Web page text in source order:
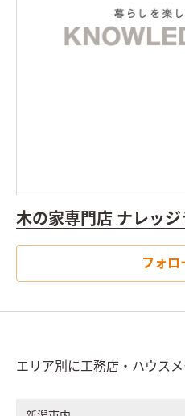
木の家専門店 ナレッジ
フォロ
エリア別に工務店・ハウス